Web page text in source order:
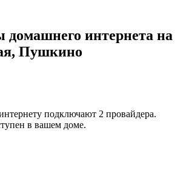
домашнего интернета на
Пушкино
подключают 2 провайдера.
в вашем доме.